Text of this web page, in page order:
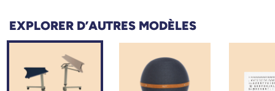
EXPLORER D’AUTRES MODÈLES